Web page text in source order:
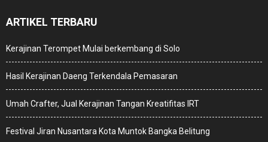
ARTIKEL TERBARU
Kerajinan Terompet Mulai berkembang di Solo
Hasil Kerajinan Daeng Terkendala Pemasaran
Umah Crafter, Jual Kerajinan Tangan Kreatifitas IRT
Festival Jiran Nusantara Kota Muntok Bangka Belitung